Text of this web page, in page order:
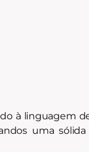
à linguagem
uma sólida